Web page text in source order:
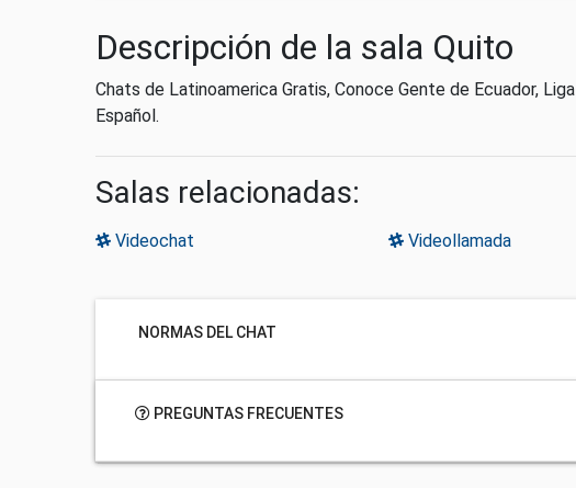
Descripción de la sala Quito
Chats de Latinoamerica Gratis, Conoce Gente de Ecuador,
Español.
Salas relacionadas:
Videochat Videollamada
NORMAS DEL CHAT
PREGUNTAS FRECUENTES